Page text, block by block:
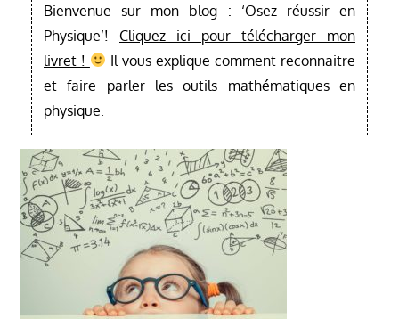
Bienvenue sur mon blog : ‘Osez réussir en
Physique’! Cliquez ici pour télécharger mon
livret !
Il vous explique comment reconnaitre
et faire parler les outils mathématiques en
physique.